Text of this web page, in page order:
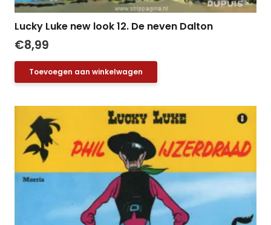
Lucky Luke new look 12. De neven Dalton
€8,99
Toevoegen aan winkelwagen